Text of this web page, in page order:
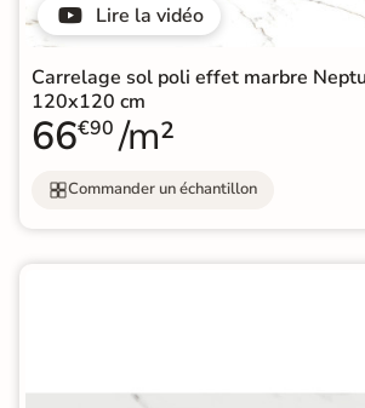
Lire la vidéo
Carrelage sol poli effet marbre
120x120 cm
66€90 /m²
Commander un échantillon